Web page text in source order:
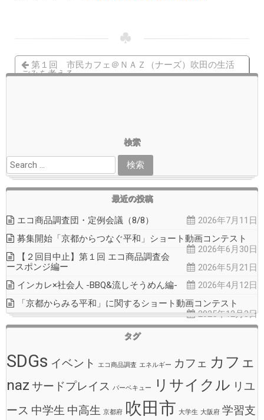
第１回 市民カフェ＠ＮＡＺ（ナーズ）吹田の生活
ごみを考える
検索
最近の投稿
エコ商品調査団・定例会議（8/8）
2026年7月11日
募集開始「京都からつなぐ平和」ショート動画コンテスト
2026年6月30日
【２回目中止】第１回 エコ商品調査会
ースポンジ編ー
2026年5月21日
インカレ×社会人 -BBQ&流しそうめん編-
2026年4月12日
「京都からみる平和」に関するショート動画コンテスト
2025年12月3日
タグ
SDGs イベント エコ商品調査 エネルギー カフェ カフェ
naz サードプレイス バーベキュー リサイクル リユ
ース 中学生 中高生 京都府 吹田市 大学生 大阪府 学習支